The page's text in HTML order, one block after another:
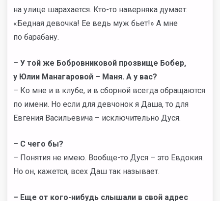
на улице шарахается. Кто-то наверняка думает:
«Бедная девочка! Ее ведь муж бьет!» А мне
по барабану.
– У той же Бобровниковой прозвище Бобер,
у Юлии Манагаровой – Маня. А у вас?
– Ко мне и в клубе, и в сборной всегда обращаются
по имени. Но если для девчонок я Даша, то для
Евгения Васильевича – исключительно Дуся.
– С чего бы?
– Понятия не имею. Вообще-то Дуся – это Евдокия.
Но он, кажется, всех Даш так называет.
– Еще от кого-нибудь слышали в свой адрес